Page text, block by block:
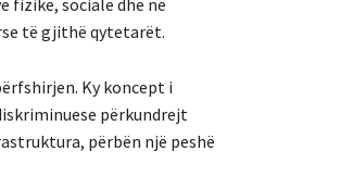
të gjithë qytetarët.
Ky koncept i
përkundrejt
përbën një peshë